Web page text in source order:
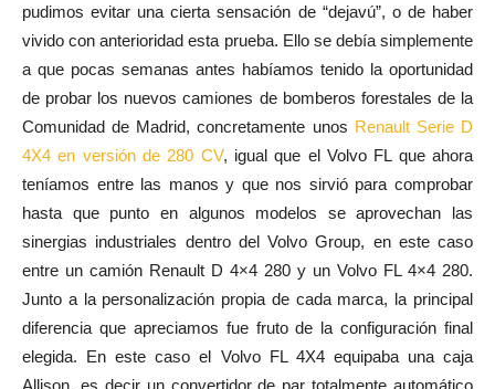
pudimos evitar una cierta sensación de “dejavú”, o de haber
vivido con anterioridad esta prueba. Ello se debía simplemente
a que pocas semanas antes habíamos tenido la oportunidad
de probar los nuevos camiones de bomberos forestales de la
Comunidad de Madrid, concretamente unos Renault Serie D
4X4 en versión de 280 CV, igual que el Volvo FL que ahora
teníamos entre las manos y que nos sirvió para comprobar
hasta que punto en algunos modelos se aprovechan las
sinergias industriales dentro del Volvo Group, en este caso
entre un camión Renault D 4×4 280 y un Volvo FL 4×4 280.
Junto a la personalización propia de cada marca, la principal
diferencia que apreciamos fue fruto de la configuración final
elegida. En este caso el Volvo FL 4X4 equipaba una caja
Allison, es decir un convertidor de par totalmente automático